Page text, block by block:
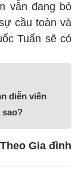
vẫn đang bỏ
cầu toàn và
Tuấn sẽ có
diễn viên
Theo Gia đình